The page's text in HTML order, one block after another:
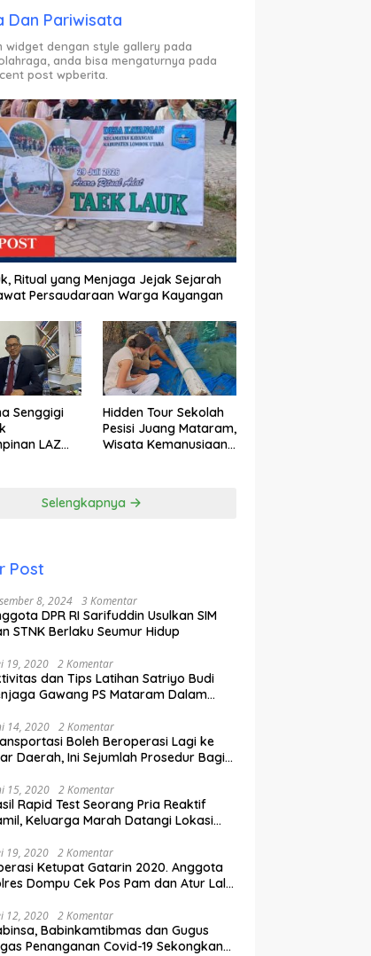
Dan Pariwisata
widget dengan style gallery pada
anda bisa mengaturnya pada
post wpberita.
Ritual yang Menjaga Jejak Sejarah
Persaudaraan Warga Kayangan
Senggigi
LAZ
Hidden Tour Sekolah
Pesisi Juang Mataram,
Wisata Kemanusiaan
Selengkapnya
Post
8, 2024 3 Komentar
DPR RI Sarifuddin Usulkan SIM
STNK Berlaku Seumur Hidup
19, 2020 2 Komentar
dan Tips Latihan Satriyo Budi
Gawang PS Mataram Dalam
14, 2020 2 Komentar
Boleh Beroperasi Lagi ke
Daerah, Ini Sejumlah Prosedur Bagi
15, 2020 2 Komentar
Rapid Test Seorang Pria Reaktif
Keluarga Marah Datangi Lokasi
19, 2020 2 Komentar
Ketupat Gatarin 2020. Anggota
Dompu Cek Pos Pam dan Atur Lalu
12, 2020 2 Komentar
Babinkamtibmas dan Gugus
Penanganan Covid-19 Sekongkang